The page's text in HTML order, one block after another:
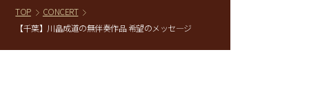
TOP
CONCERT
【千葉】川畠成道の無伴奏作品 希望のメッセ―ジ